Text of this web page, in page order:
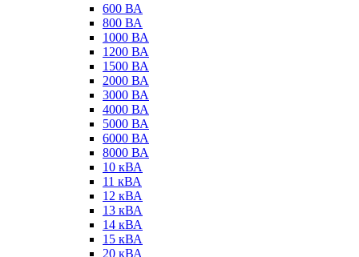
600 ВА
800 ВА
1000 ВА
1200 ВА
1500 ВА
2000 ВА
3000 ВА
4000 ВА
5000 ВА
6000 ВА
8000 ВА
10 кВА
11 кВА
12 кВА
13 кВА
14 кВА
15 кВА
20 кВА